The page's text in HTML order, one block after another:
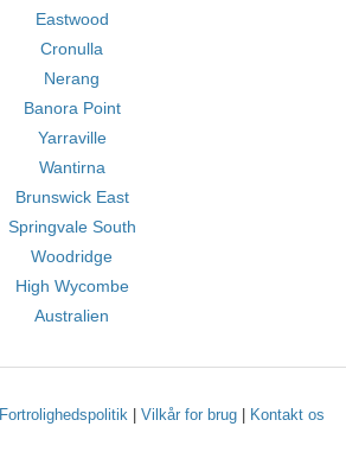
Eastwood
Cronulla
Nerang
Banora Point
Yarraville
Wantirna
Brunswick East
Springvale South
Woodridge
High Wycombe
Australien
Fortrolighedspolitik Vilkår for brug Kontakt os